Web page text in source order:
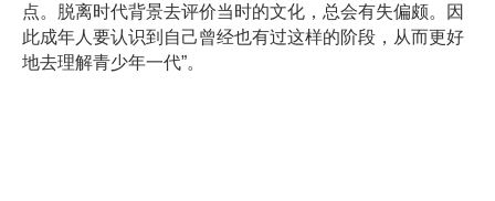
点。脱离时代背景去评价当时的文化，总会有失偏颇。因
此成年人要认识到自己曾经也有过这样的阶段，从而更好
地去理解青少年一代”。